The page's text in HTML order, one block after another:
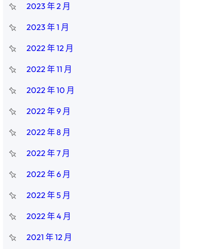
2023 年 2 月
2023 年 1 月
2022 年 12 月
2022 年 11 月
2022 年 10 月
2022 年 9 月
2022 年 8 月
2022 年 7 月
2022 年 6 月
2022 年 5 月
2022 年 4 月
2021 年 12 月